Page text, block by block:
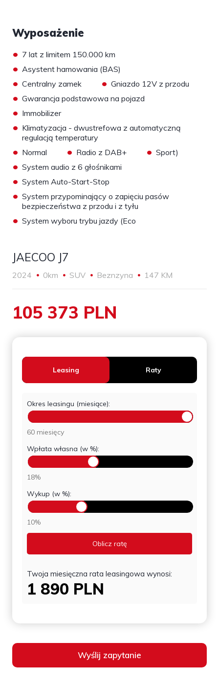
Wyposażenie
• 7 lat z limitem 150.000 km
• Asystent hamowania (BAS)
• Centralny zamek • Gniazdo 12V z przodu
• Gwarancja podstawowa na pojazd
• Immobilizer
• Klimatyzacja - dwustrefowa z automatyczną
regulacją temperatury
• Normal • Radio z DAB+ • Sport)
• System audio z 6 głośnikami
• System Auto-Start-Stop
• System przypominający o zapięciu pasów
bezpieczeństwa z przodu i z tyłu
• System wyboru trybu jazdy (Eco
JAECOO J7
2024 0km SUV Beznzyna 147 KM
105 373 PLN
Leasing Raty
Okres leasingu (miesiące):
60 miesięcy
Wpłata własna (w %):
18%
Wykup (w %):
10%
Oblicz ratę
Twoja miesięczna rata leasingowa wynosi:
1 890 PLN
Wyślij zapytanie